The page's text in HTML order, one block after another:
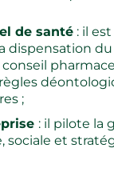
de santé : il
dispensation
;
: il pilote la
sociale et